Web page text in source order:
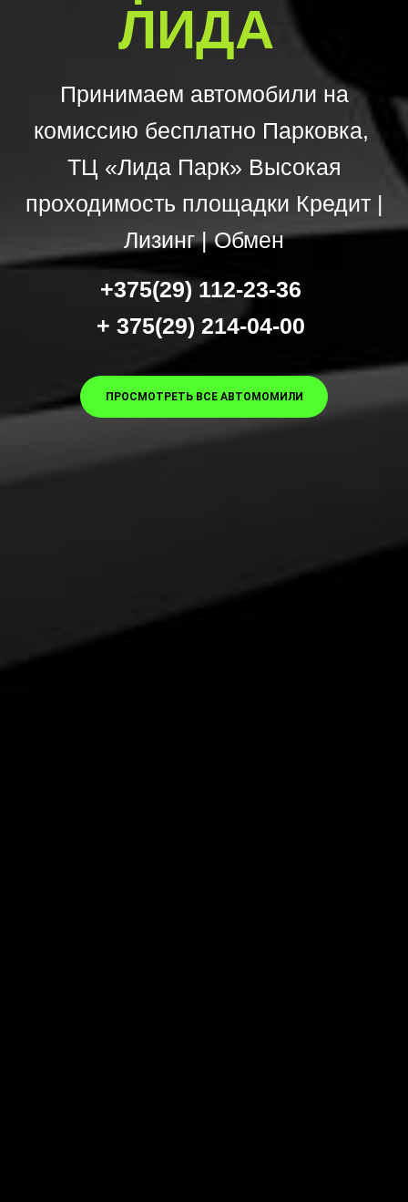
ЛИДА
Принимаем автомобили на
комиссию бесплатно Парковка,
ТЦ «Лида Парк» Высокая
проходимость площадки Кредит |
Лизинг | Обмен
+375(29) 112-23-36
+ 375(29) 214-04-00
ПРОСМОТРЕТЬ ВСЕ АВТОМОМИЛИ